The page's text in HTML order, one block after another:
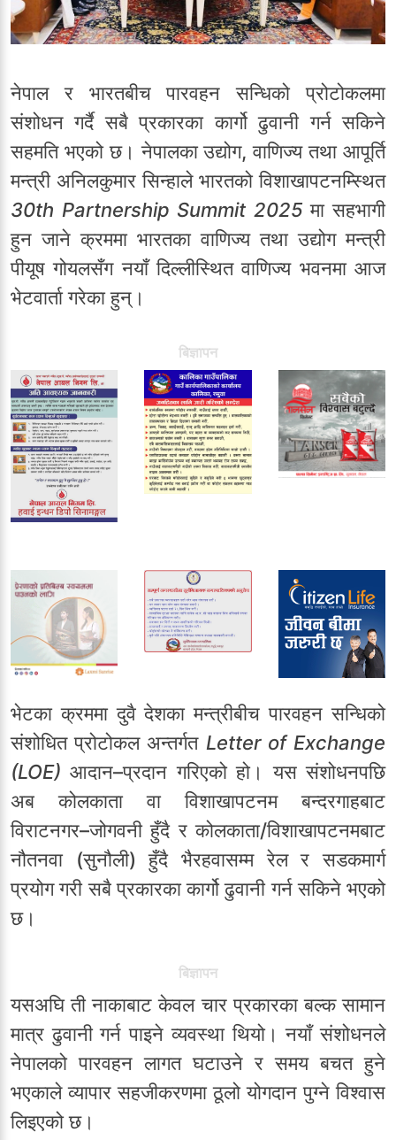
नेपाल र भारतबीच पारवहन सन्धिको प्रोटोकलमा
संशोधन गर्दै सबै प्रकारका कार्गो ढुवानी गर्न सकिने
सहमति भएको छ। नेपालका उद्योग, वाणिज्य तथा आपूर्ति
मन्त्री अनिलकुमार सिन्हाले भारतको विशाखापटनम्स्थित
30th Partnership Summit 2025 मा सहभागी
हुन जाने क्रममा भारतका वाणिज्य तथा उद्योग मन्त्री
पीयूष गोयलसँग नयाँ दिल्लीस्थित वाणिज्य भवनमा आज
भेटवार्ता गरेका हुन्।
बिज्ञापन
भेटका क्रममा दुवै देशका मन्त्रीबीच पारवहन सन्धिको
संशोधित प्रोटोकल अन्तर्गत Letter of Exchange
(LOE) आदान–प्रदान गरिएको हो। यस संशोधनपछि
अब कोलकाता वा विशाखापटनम बन्दरगाहबाट
विराटनगर–जोगवनी हुँदै र कोलकाता/विशाखापटनमबाट
नौतनवा (सुनौली) हुँदै भैरहवासम्म रेल र सडकमार्ग
प्रयोग गरी सबै प्रकारका कार्गो ढुवानी गर्न सकिने भएको
छ।
बिज्ञापन
यसअघि ती नाकाबाट केवल चार प्रकारका बल्क सामान
मात्र ढुवानी गर्न पाइने व्यवस्था थियो। नयाँ संशोधनले
नेपालको पारवहन लागत घटाउने र समय बचत हुने
भएकाले व्यापार सहजीकरणमा ठूलो योगदान पुग्ने विश्वास
लिइएको छ।